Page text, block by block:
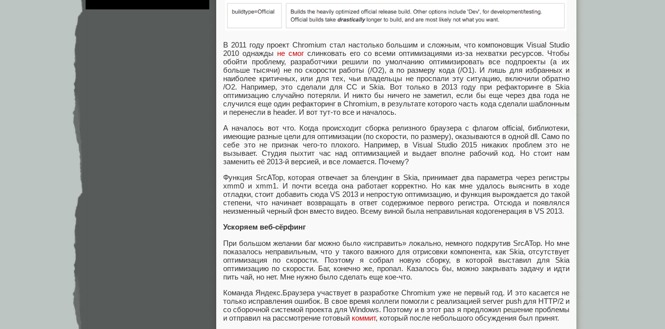
В 2011 году проект Chromium стал настолько большим и сложным, что компоновщик Visual Studio
2010 однажды не смогслинковать его со всеми оптимизациями из-за нехватки ресурсов. Чтобы
обойти проблему, разработчики решили по умолчанию оптимизировать все подпроекты (а их
больше тысячи) не по скорости работы (/O2), а по размеру кода (/O1). И лишь для избранных и
наиболее критичных, или для тех, чьи владельцы не проспали эту ситуацию, включили обратно
/O2. Например, это сделали для CC и Skia. Вот только в 2013 году при рефакторинге в Skia
оптимизацию случайно потеряли. И никто бы ничего не заметил, если бы еще через два года не
случился еще один рефакторинг в Chromium, в результате которого часть кода сделали шаблонным
и перенесли в header. И вот тут-то все и началось.
А началось вот что. Когда происходит сборка релизного браузера с флагом official, библиотеки,
имеющие разные цели для оптимизации (по скорости, по размеру), оказываются в одной dll. Само по
себе это не признак чего-то плохого. Например, в Visual Studio 2015 никаких проблем это не
вызывает. Студия пыхтит час над оптимизацией и выдает вполне рабочий код. Но стоит нам
заменить её 2013-й версией, и все ломается. Почему?
Функция SrcATop, которая отвечает за блендинг в Skia, принимает два параметра через регистры
xmm0 и xmm1. И почти всегда она работает корректно. Но как мне удалось выяснить в ходе
отладки, стоит добавить сюда VS 2013 и непростую оптимизацию, и функция вырождается до такой
степени, что начинает возвращать в ответ содержимое первого регистра. Отсюда и появлялся
неизменный черный фон вместо видео. Всему виной была неправильная кодогенерация в VS 2013.
Ускоряем веб-сёрфинг
При большом желании баг можно было «исправить» локально, немного подкрутив SrcATop. Но мне
показалось неправильным, что у такого важного для отрисовки компонента, как Skia, отсутствует
оптимизация по скорости. Поэтому я собрал новую сборку, в которой выставил для Skia
оптимизацию по скорости. Баг, конечно же, пропал. Казалось бы, можно закрывать задачу и идти
пить чай, но нет. Мне нужно было сделать еще кое-что.
Команда Яндекс.Браузера участвует в разработке Chromium уже не первый год. И это касается не
только исправления ошибок. В свое время коллеги помогли с реализацией server push для HTTP/2 и
со сборочной системой проекта для Windows. Поэтому и в этот раз я предложил решение проблемы
и отправил на рассмотрение готовый коммит, который после небольшого обсуждения был принят.